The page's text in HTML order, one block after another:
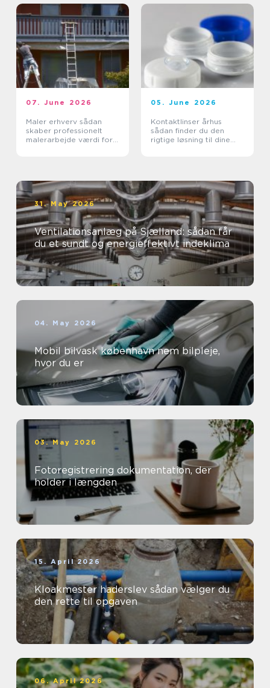
07. June 2026
Maler erhverv sådan
skaber professionelt
malerarbejde værdi for
05. June 2026
Kontaktlinser århus
sådan finder du den
rigtige løsning til dine
31. May 2026
Ventilationsanlæg på Sjælland: sådan får
du et sundt og energieffektivt indeklima
04. May 2026
Mobil bilvask københavn nem bilpleje,
hvor du er
03. May 2026
Fotoregistrering dokumentation, der
holder i længden
15. April 2026
Kloakmester haderslev sådan vælger du
den rette til opgaven
06. April 2026